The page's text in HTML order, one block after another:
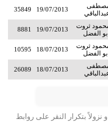
19/07/2013
35849
ثروت
الفضل
19/07/2013
8881
ثروت
الفضل
18/07/2013
10595
18/07/2013
26089
بتكرار النقر على روابط